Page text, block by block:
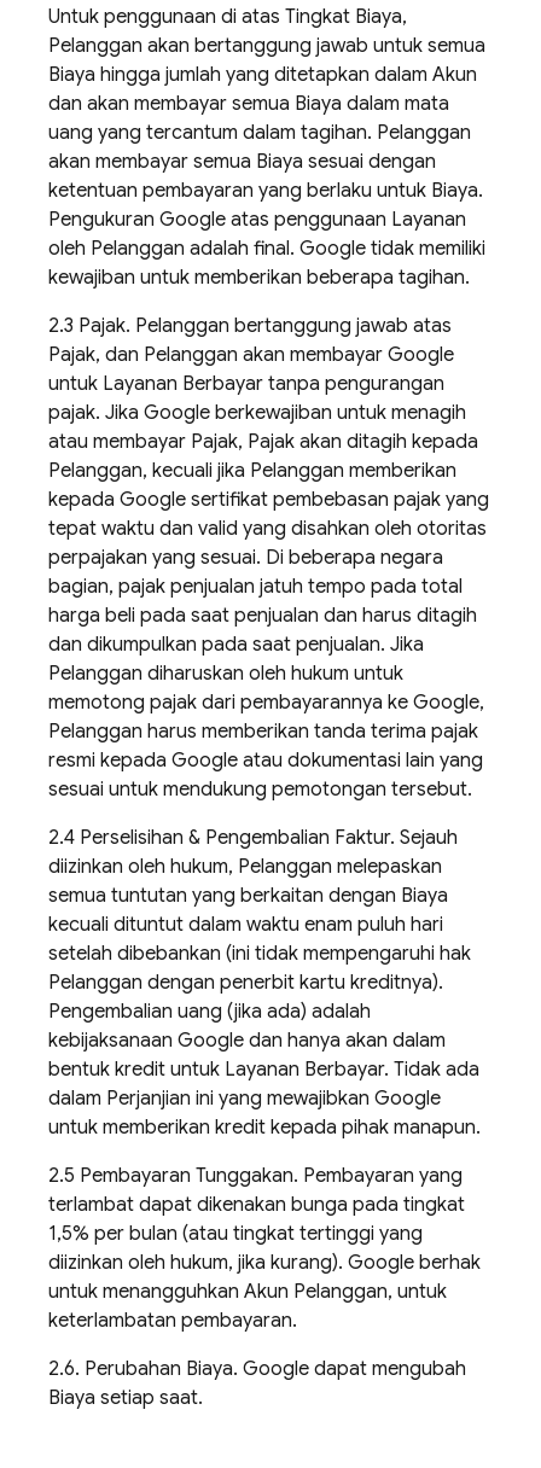
Untuk penggunaan di atas Tingkat Biaya,
Pelanggan akan bertanggung jawab untuk semua
Biaya hingga jumlah yang ditetapkan dalam Akun
dan akan membayar semua Biaya dalam mata
uang yang tercantum dalam tagihan. Pelanggan
akan membayar semua Biaya sesuai dengan
ketentuan pembayaran yang berlaku untuk Biaya.
Pengukuran Google atas penggunaan Layanan
oleh Pelanggan adalah final. Google tidak memiliki
kewajiban untuk memberikan beberapa tagihan.
2.3 Pajak. Pelanggan bertanggung jawab atas
Pajak, dan Pelanggan akan membayar Google
untuk Layanan Berbayar tanpa pengurangan
pajak. Jika Google berkewajiban untuk menagih
atau membayar Pajak, Pajak akan ditagih kepada
Pelanggan, kecuali jika Pelanggan memberikan
kepada Google sertifikat pembebasan pajak yang
tepat waktu dan valid yang disahkan oleh otoritas
perpajakan yang sesuai. Di beberapa negara
bagian, pajak penjualan jatuh tempo pada total
harga beli pada saat penjualan dan harus ditagih
dan dikumpulkan pada saat penjualan. Jika
Pelanggan diharuskan oleh hukum untuk
memotong pajak dari pembayarannya ke Google,
Pelanggan harus memberikan tanda terima pajak
resmi kepada Google atau dokumentasi lain yang
sesuai untuk mendukung pemotongan tersebut.
2.4 Perselisihan & Pengembalian Faktur. Sejauh
diizinkan oleh hukum, Pelanggan melepaskan
semua tuntutan yang berkaitan dengan Biaya
kecuali dituntut dalam waktu enam puluh hari
setelah dibebankan (ini tidak mempengaruhi hak
Pelanggan dengan penerbit kartu kreditnya).
Pengembalian uang (jika ada) adalah
kebijaksanaan Google dan hanya akan dalam
bentuk kredit untuk Layanan Berbayar. Tidak ada
dalam Perjanjian ini yang mewajibkan Google
untuk memberikan kredit kepada pihak manapun.
2.5 Pembayaran Tunggakan. Pembayaran yang
terlambat dapat dikenakan bunga pada tingkat
1,5% per bulan (atau tingkat tertinggi yang
diizinkan oleh hukum, jika kurang). Google berhak
untuk menangguhkan Akun Pelanggan, untuk
keterlambatan pembayaran.
2.6. Perubahan Biaya. Google dapat mengubah
Biaya setiap saat.